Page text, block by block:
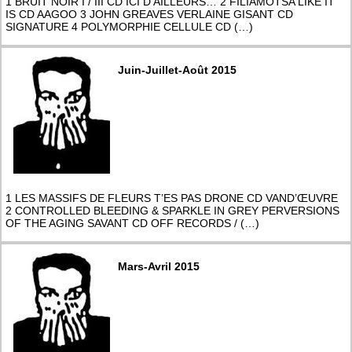
IS CD AAGOO 3 JOHN GREAVES VERLAINE GISANT CD
SIGNATURE 4 POLYMORPHIE CELLULE CD (…)
Juin-Juillet-Août 2015
1 LES MASSIFS DE FLEURS T’ES PAS DRONE CD VAND’ŒUVRE
2 CONTROLLED BLEEDING & SPARKLE IN GREY PERVERSIONS
OF THE AGING SAVANT CD OFF RECORDS / (…)
Mars-Avril 2015